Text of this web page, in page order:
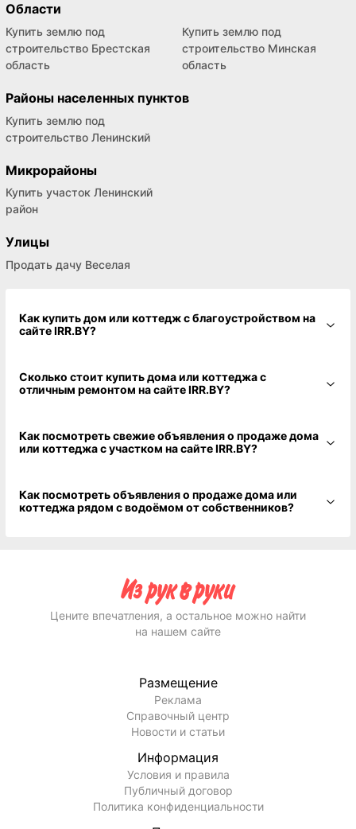
Области
Купить землю под
строительство Брестская
область
Купить землю под
строительство Минская
область
Районы населенных пунктов
Купить землю под
строительство Ленинский
Микрорайоны
Купить участок Ленинский
район
Улицы
Продать дачу Веселая
Как купить дом или коттедж с благоустройством на
сайте IRR.BY?
Сколько стоит купить дома или коттеджа с
отличным ремонтом на сайте IRR.BY?
Как посмотреть свежие объявления о продаже дома
или коттеджа с участком на сайте IRR.BY?
Как посмотреть объявления о продаже дома или
коттеджа рядом с водоёмом от собственников?
Цените впечатления, а остальное можно найти
на нашем сайте
Размещение
Реклама
Справочный центр
Новости и статьи
Информация
Условия и правила
Публичный договор
Политика конфиденциальности